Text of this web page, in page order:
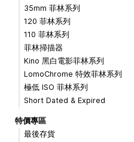
35mm 菲林系列
120 菲林系列
110 菲林系列
菲林掃描器
Kino 黑白電影菲林系列
LomoChrome 特效菲林系列
極低 ISO 菲林系列
Short Dated & Expired
特價專區
最後存貨